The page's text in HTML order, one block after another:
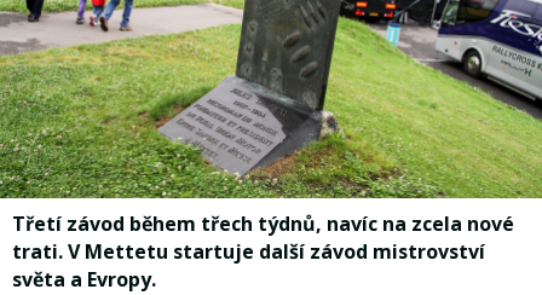
Třetí závod během třech týdnů, navíc na zcela nové
trati. V Mettetu startuje další závod mistrovství
světa a Evropy.